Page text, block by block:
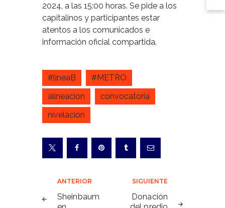
2024, a las 15:00 horas. Se pide a los
capitalinos y participantes estar
atentos a los comunicados e
información oficial compartida.
#lineaB
#METRO
alineacion
convocatoria
nivelacion
Navegación
de
ANTERIOR
Sheinbaum
SIGUIENTE
Donación